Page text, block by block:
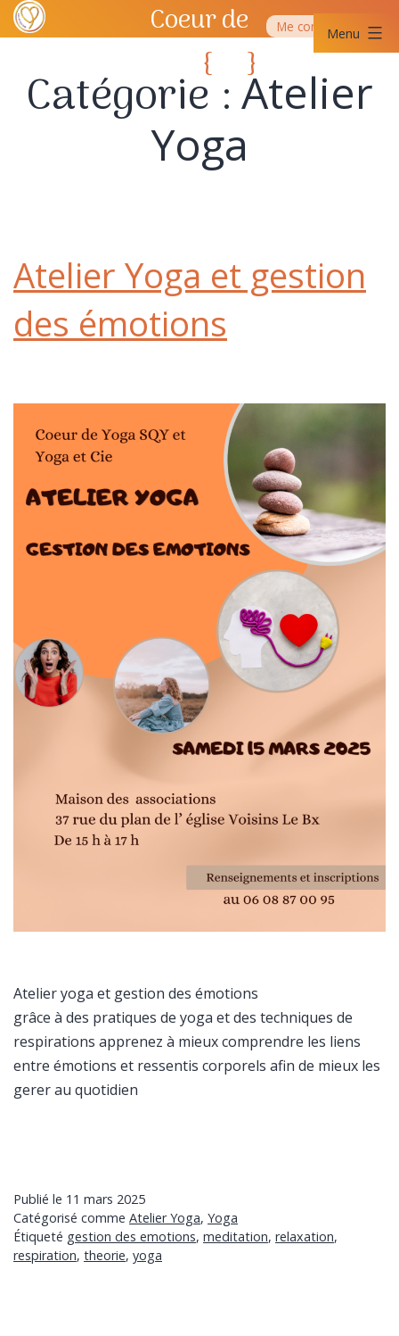
Aller
au
Coeur de
{ }
Me contacter
Yoga
Menu
Catégorie : Atelier
Yoga
Atelier Yoga et gestion
des émotions
Atelier yoga et gestion des émotions
grâce à des pratiques de yoga et des techniques de
respirations apprenez à mieux comprendre les liens
entre émotions et ressentis corporels afin de mieux les
gerer au quotidien
Publié le 11 mars 2025
Catégorisé comme Atelier Yoga, Yoga
Étiqueté gestion des emotions, meditation, relaxation,
respiration, theorie, yoga